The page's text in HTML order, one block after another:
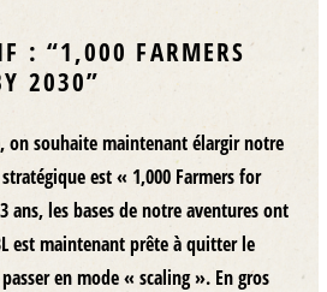
: “1,000 FARMERS
2030”
on souhaite maintenant élargir notre
est « 1,000 Farmers for
ans, les bases de notre aventures ont
est maintenant prête à quitter le
en mode « scaling ». En gros